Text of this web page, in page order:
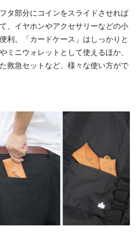
タ部分にコインをスライドさせれば
、イヤホンやアクセサリーなどの小
利。「カードケース」はしっかりと
ミニウォレットとして使えるほか、
救急セットなど、様々な使い方がで